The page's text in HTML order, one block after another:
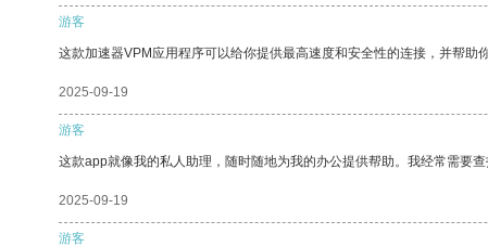
游客
这款加速器VPM应用程序可以给你提供最高速度和安全性的连接，并帮助
2025-09-19
游客
这款app就像我的私人助理，随时随地为我的办公提供帮助。我经常需要
2025-09-19
游客